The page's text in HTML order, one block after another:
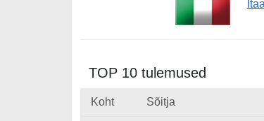
TOP 10 tulemused
Koht Sõitja